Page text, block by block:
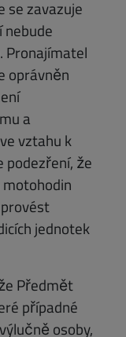
se zavazuje
nebude
Pronajímatel
oprávněn
a
vztahu k
podezření, že
jednotek
Předmět
případné
osoby,